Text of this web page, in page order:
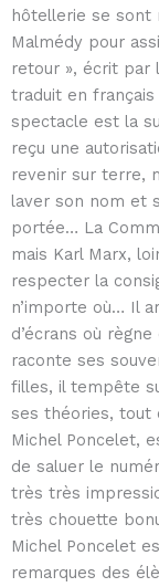
hôtellerie se sont
Malmédy pour
retour », écrit par
traduit en français
spectacle est la
reçu une
revenir sur terre,
laver son nom et
portée… La
mais Karl Marx,
respecter la
n’importe où… Il
d’écrans où
raconte ses
filles, il tempête
ses théories, tout
Michel Poncelet,
de saluer le
très très
très chouette
Michel Poncelet
remarques des